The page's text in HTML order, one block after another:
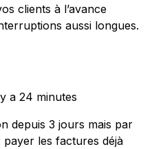
clients à l’avance
aussi longues.
a 24 minutes
depuis 3 jours mais par
les factures déjà